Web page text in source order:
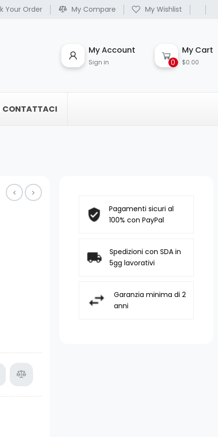
Your Order My Compare My Wishlist
My Account
Sign in 0
My Cart
$0.00
CONTATTACI
Pagamenti sicuri al
100% con PayPal
Spedizioni con SDA in
5gg lavorativi
Garanzia minima di 2
anni